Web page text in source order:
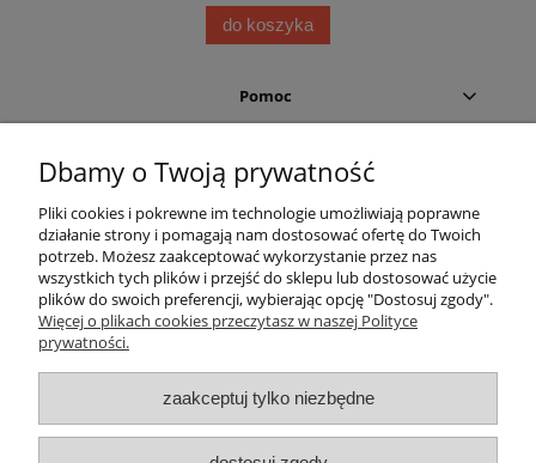
do koszyka
Pomoc
Płatności i dostawa
Informacje
O nas
Helium Leader
Dbamy o Twoją prywatność
Pliki cookies i pokrewne im technologie umożliwiają poprawne
działanie strony i pomagają nam dostosować ofertę do Twoich
potrzeb. Możesz zaakceptować wykorzystanie przez nas
wszystkich tych plików i przejść do sklepu lub dostosować użycie
plików do swoich preferencji, wybierając opcję "Dostosuj zgody".
Więcej o plikach cookies przeczytasz w naszej Polityce
prywatności.
zaakceptuj tylko niezbędne